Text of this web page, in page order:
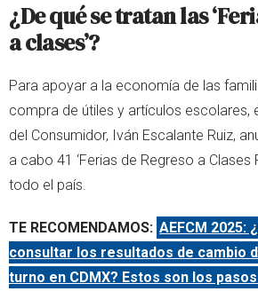
¿De qué se tratan las
a clases’?
Para apoyar a la economía de las
compra de útiles y artículos escolares,
del Consumidor, Iván Escalante Ruiz,
a cabo 41 ‘Ferias de Regreso a
todo el país.
TE RECOMENDAMOS: AEFCM 2025:
consultar los resultados de cambio
turno en CDMX? Estos son los